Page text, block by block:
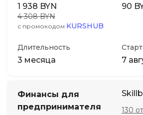
1 938 BYN
4 308 BYN
с промокодом KURSHUB
90
Длительность
3 месяца
Старт
7
Финансы для
предпринимателя
130